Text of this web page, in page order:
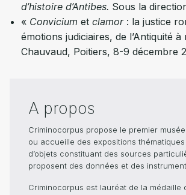
d’histoire d’Antibes. Sous la
« Convicium et clamor: la justice
émotions judiciaires, de l’Antiquité
Chauvaud, Poitiers, 8-9 décembre
A propos
Criminocorpus propose le premier
ou accueille des expositions
d’objets constituant des sources
proposent des données et des
Criminocorpus est lauréat de la médaille